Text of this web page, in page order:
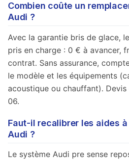
Combien coûte un
Audi ?
Avec la garantie bris de glace,
pris en charge : 0 € à avancer,
contrat. Sans assurance,
le modèle et les équipements
acoustique ou chauffant).
06.
Faut-il recalibrer les aides
Audi ?
Le système Audi pre sense